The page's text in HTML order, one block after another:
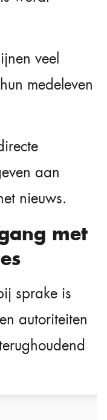
veel
medeleven
aan
nieuws.
met
sprake is
autoriteiten